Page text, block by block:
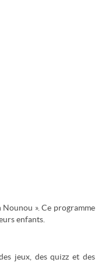
». Ce programme
enfants.
jeux, des quizz et des